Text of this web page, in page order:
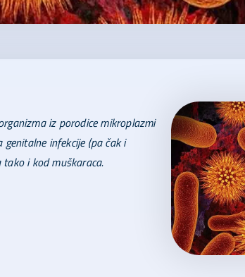
iz porodice mikroplazmi
infekcije (pa čak i
i kod muškaraca.